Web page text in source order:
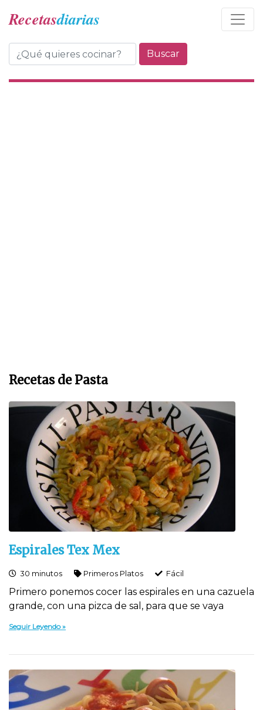
Recetasdiarias
Buscar
Recetas de Pasta
Espirales Tex Mex
30 minutos Primeros Platos Fácil
Primero ponemos cocer las espirales en una cazuela
grande, con una pizca de sal, para que se vaya
Seguir Leyendo